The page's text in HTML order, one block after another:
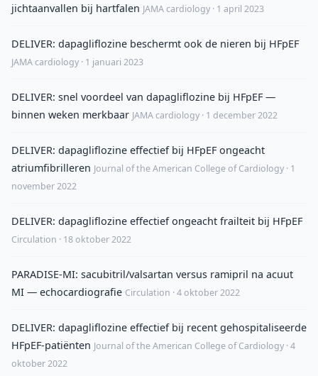
jichtaanvallen bij hartfalen JAMA cardiology · 1 april 2023
DELIVER: dapagliflozine beschermt ook de nieren bij HFpEF
JAMA cardiology · 1 januari 2023
DELIVER: snel voordeel van dapagliflozine bij HFpEF —
binnen weken merkbaar JAMA cardiology · 1 december 2022
DELIVER: dapagliflozine effectief bij HFpEF ongeacht
atriumfibrilleren Journal of the American College of Cardiology · 1
november 2022
DELIVER: dapagliflozine effectief ongeacht frailteit bij HFpEF
Circulation · 18 oktober 2022
PARADISE-MI: sacubitril/valsartan versus ramipril na acuut
MI — echocardiografie Circulation · 4 oktober 2022
DELIVER: dapagliflozine effectief bij recent gehospitaliseerde
HFpEF-patiënten Journal of the American College of Cardiology · 4
oktober 2022